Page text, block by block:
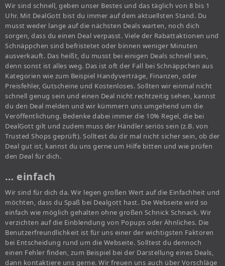
Wir sind schnell, geben unser Bestes und das täglich von 8 bis 1
Uhr. Mit DealGott bist du immer auf dem aktuellsten Stand. Du
musst weder lange auf die nächsten Deals warten, noch dich
sorgen, dass du einen Deal verpasst. Viele der Rabattaktionen und
Schnäppchen sind befristetet oder binnen weniger Minuten
ausverkauft. Das heißt, du musst bei einigen Deals schnell sein,
denn sonst ist alles weg. Das ist oft der Fall bei Schnäppchen aus
Kategorien wie zum Beispiel Handyverträge, Finanzen, oder
Preisfehler, Gutscheine und Kostenloses. Sollten wir einmal nicht
schnell genug sein und einen Deal nicht rechtzeitig sehen, kannst
du den Deal melden und wir kümmern uns umgehend um die
Veröffentlichung. Bedenke dabei immer die 10% Regel, die bei
DealGott gilt und zudem muss der Händler seriös sein (z.B. von
Trusted Shops geprüft). Solltest du dir mal nicht sicher sein, ob der
Deal gut ist, kannst du uns gerne um Hilfe bitten und wie prüfen
den Deal für dich.
… einfach
Wir sind für dich da. Wir legen großen Wert auf die Einfachheit und
möchten, dass du Spaß bei Dealgott hast. Die Webseite wird so
einfach wie möglich gehalten ohne großen Schnick Schnack. Wir
verzichten auf die Einblendung von Popups oder Ähnliches. Die
Benutzerfreundlichkeit ist für uns einer der wichtigsten Faktoren
bei Entscheidung rund um die Webseite. Solltest du dennoch
einen Fehler finden, zum Beispiel bei der Darstellung eines Deals,
dann kontaktiere uns gerne. Wir freuen uns auch über Vorschläge